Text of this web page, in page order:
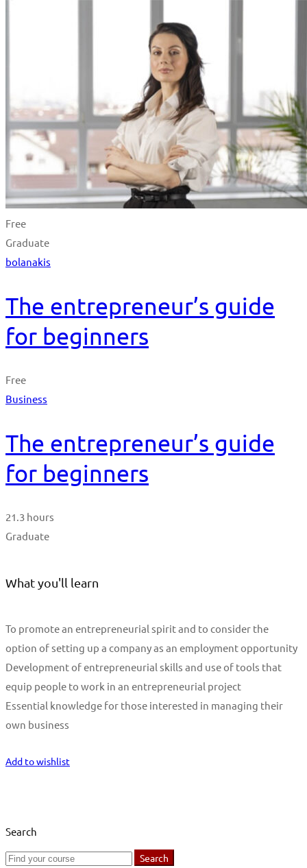
Free
Graduate
bolanakis
The entrepreneur’s guide
for beginners
Free
Business
The entrepreneur’s guide
for beginners
21.3 hours
Graduate
What you'll learn
To promote an entrepreneurial spirit and to consider the
option of setting up a company as an employment opportunity
Development of entrepreneurial skills and use of tools that
equip people to work in an entrepreneurial project
Essential knowledge for those interested in managing their
own business
Add to wishlist
Search
Search
Search